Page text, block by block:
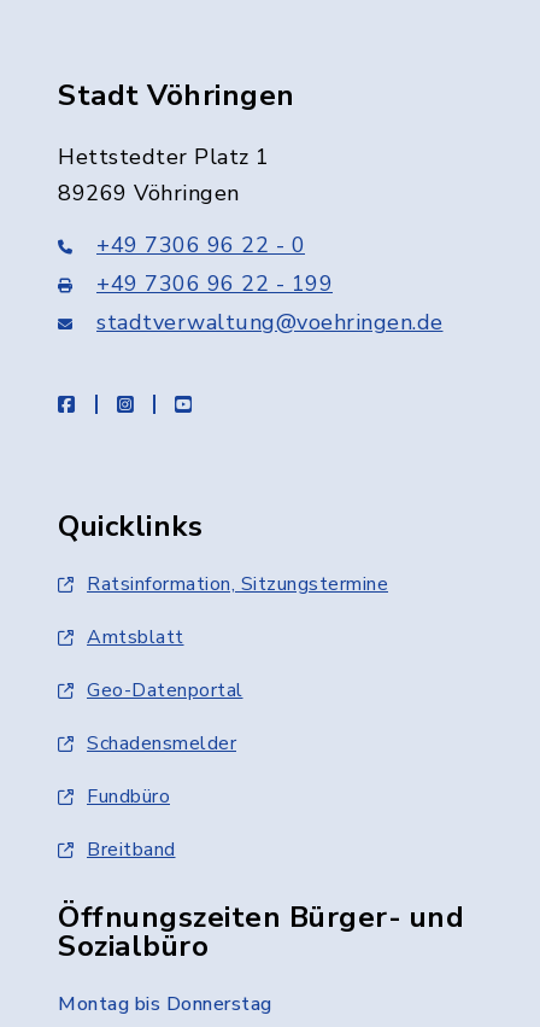
Stadt Vöhringen
Hettstedter Platz 1
89269 Vöhringen
+49 7306 96 22 - 0
+49 7306 96 22 - 199
stadtverwaltung@voehringen.de
facebookinstagramyoutube
Quicklinks
Ratsinformation, Sitzungstermine
Amtsblatt
Geo-Datenportal
Schadensmelder
Fundbüro
Breitband
Öffnungszeiten Bürger- und
Sozialbüro
Montag bis Donnerstag